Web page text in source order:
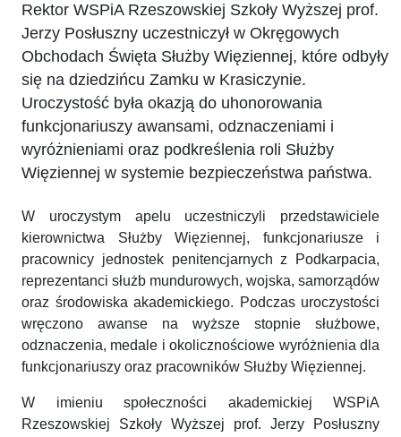
Rektor WSPiA Rzeszowskiej Szkoły Wyższej prof.
Jerzy Posłuszny uczestniczył w Okręgowych
Obchodach Święta Służby Więziennej, które odbyły
się na dziedzińcu Zamku w Krasiczynie.
Uroczystość była okazją do uhonorowania
funkcjonariuszy awansami, odznaczeniami i
wyróżnieniami oraz podkreślenia roli Służby
Więziennej w systemie bezpieczeństwa państwa.
W uroczystym apelu uczestniczyli przedstawiciele
kierownictwa Służby Więziennej, funkcjonariusze i
pracownicy jednostek penitencjarnych z Podkarpacia,
reprezentanci służb mundurowych, wojska, samorządów
oraz środowiska akademickiego. Podczas uroczystości
wręczono awanse na wyższe stopnie służbowe,
odznaczenia, medale i okolicznościowe wyróżnienia dla
funkcjonariuszy oraz pracowników Służby Więziennej.
W imieniu społeczności akademickiej WSPiA
Rzeszowskiej Szkoły Wyższej prof. Jerzy Posłuszny